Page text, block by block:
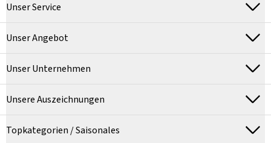
Unser Service
Unser Angebot
Unser Unternehmen
Unsere Auszeichnungen
Topkategorien / Saisonales